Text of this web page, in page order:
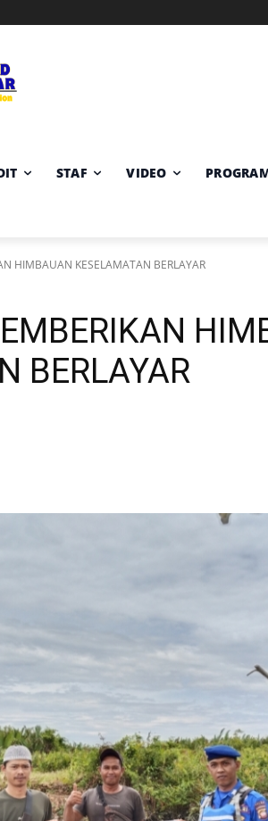
STAF VIDEO
HIMBAUAN KESELAMATAN BERLAYAR
BERLAYAR